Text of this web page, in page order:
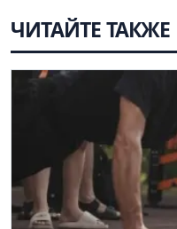
ЧИТАЙТЕ ТАКЖЕ